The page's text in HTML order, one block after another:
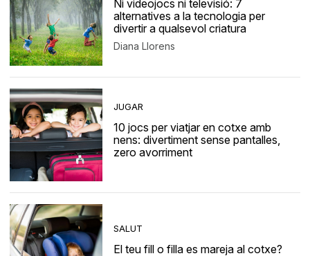
Ni videojocs ni televisió: 7
alternatives a la tecnologia per
divertir a qualsevol criatura
Diana Llorens
JUGAR
10 jocs per viatjar en cotxe amb
nens: divertiment sense pantalles,
zero avorriment
SALUT
El teu fill o filla es mareja al cotxe?